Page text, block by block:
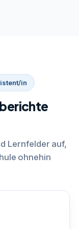
in
Lernfelder auf,
ohnehin